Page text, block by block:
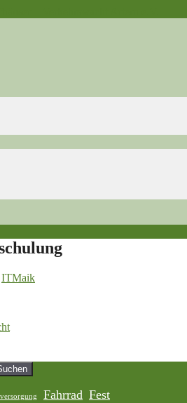
ITMaik
Fahrrad Fest